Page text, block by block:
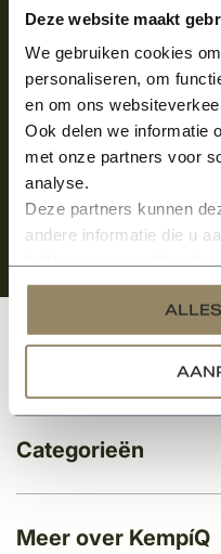
Deze website maakt
We gebruiken cookies
personaliseren, om
en om ons
Ook delen we informatie
met onze partners voor
analyse.
Deze partners kunnen
andere informatie die u
services.
over onze
Aanmelden voor de
Meer over KempíQ
Categorieën